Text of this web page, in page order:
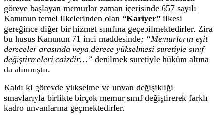
göreve başlayan memurlar zaman içerisinde 657 sayılı
Kanunun temel ilkelerinden olan “Kariyer” ilkesi
gereğince diğer bir hizmet sınıfına geçebilmektedirler. Zira
bu husus Kanunun 71 inci maddesinde; “Memurların eşit
dereceler arasında veya derece yükselmesi suretiyle sınıf
değiştirmeleri caizdir…” denilmek suretiyle hüküm altına
da alınmıştır.
Kaldı ki görevde yükselme ve unvan değişikliği
sınavlarıyla birlikte birçok memur sınıf değiştirerek farklı
kadro unvanlarına geçmektedirler.